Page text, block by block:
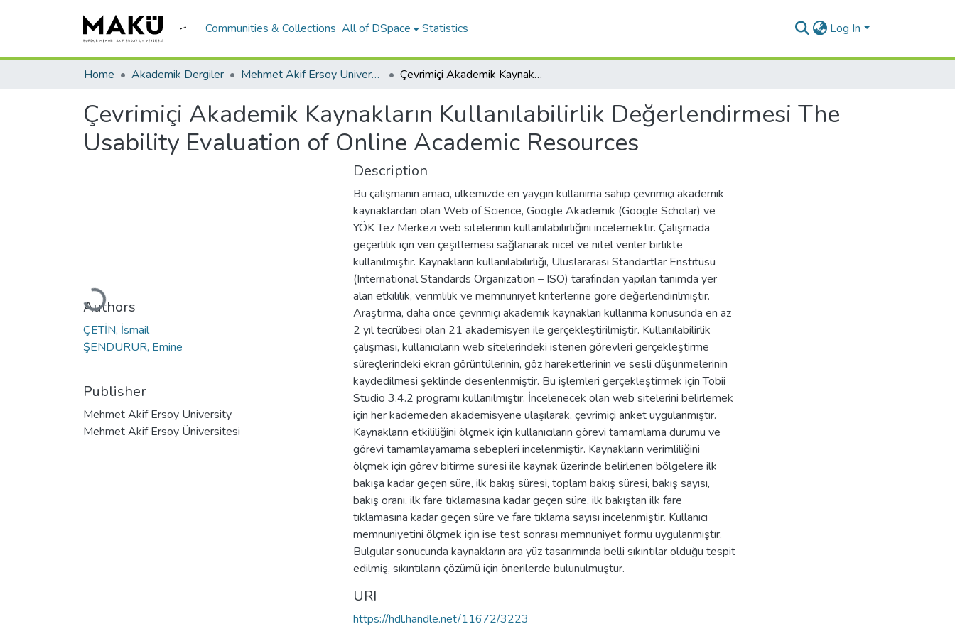
Communities & Collections All of DSpace Statistics Log In
Home Akademik Dergiler Mehmet Akif Ersoy University Journal of Education Faculty Çevrimiçi Akademik Kaynakların Kullanılabilirlik Değerlendirmesi The Usability Evaluation of Online Academic Resources
Çevrimiçi Akademik Kaynakların Kullanılabilirlik Değerlendirmesi The
Usability Evaluation of Online Academic Resources
Loading...
Authors
ÇETİN, İsmail
ŞENDURUR, Emine
Publisher
Mehmet Akif Ersoy University
Mehmet Akif Ersoy Üniversitesi
Description
Bu çalışmanın amacı, ülkemizde en yaygın kullanıma sahip çevrimiçi akademik
kaynaklardan olan Web of Science, Google Akademik (Google Scholar) ve
YÖK Tez Merkezi web sitelerinin kullanılabilirliğini incelemektir. Çalışmada
geçerlilik için veri çeşitlemesi sağlanarak nicel ve nitel veriler birlikte
kullanılmıştır. Kaynakların kullanılabilirliği, Uluslararası Standartlar Enstitüsü
(International Standards Organization – ISO) tarafından yapılan tanımda yer
alan etkililik, verimlilik ve memnuniyet kriterlerine göre değerlendirilmiştir.
Araştırma, daha önce çevrimiçi akademik kaynakları kullanma konusunda en az
2 yıl tecrübesi olan 21 akademisyen ile gerçekleştirilmiştir. Kullanılabilirlik
çalışması, kullanıcıların web sitelerindeki istenen görevleri gerçekleştirme
süreçlerindeki ekran görüntülerinin, göz hareketlerinin ve sesli düşünmelerinin
kaydedilmesi şeklinde desenlenmiştir. Bu işlemleri gerçekleştirmek için Tobii
Studio 3.4.2 programı kullanılmıştır. İncelenecek olan web sitelerini belirlemek
için her kademeden akademisyene ulaşılarak, çevrimiçi anket uygulanmıştır.
Kaynakların etkililiğini ölçmek için kullanıcıların görevi tamamlama durumu ve
görevi tamamlayamama sebepleri incelenmiştir. Kaynakların verimliliğini
ölçmek için görev bitirme süresi ile kaynak üzerinde belirlenen bölgelere ilk
bakışa kadar geçen süre, ilk bakış süresi, toplam bakış süresi, bakış sayısı,
bakış oranı, ilk fare tıklamasına kadar geçen süre, ilk bakıştan ilk fare
tıklamasına kadar geçen süre ve fare tıklama sayısı incelenmiştir. Kullanıcı
memnuniyetini ölçmek için ise test sonrası memnuniyet formu uygulanmıştır.
Bulgular sonucunda kaynakların ara yüz tasarımında belli sıkıntılar olduğu tespit
edilmiş, sıkıntıların çözümü için önerilerde bulunulmuştur.
URI
https://hdl.handle.net/11672/3223